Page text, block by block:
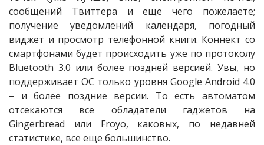
сообщений Твиттера и еще чего пожелаете;
получение уведомлений календаря, погодный
виджет и просмотр телефонной книги. Коннект со
смартфонами будет происходить уже по протоколу
Bluetooth 3.0 или более поздней версией. Увы, но
поддерживает ОС только уровня Google Android 4.0
– и более поздние версии. То есть автоматом
отсекаются все обладатели гаджетов на
Gingerbread или Froyo, каковых, по недавней
статистике, все еще большинство.